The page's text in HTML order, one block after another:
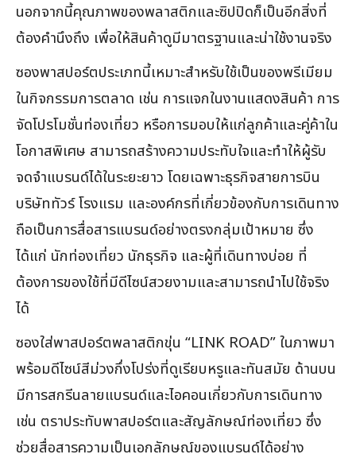
นอกจากนี้คุณภาพของพลาสติกและซิปปิดก็เป็นอีกสิ่งที่
ต้องคำนึงถึง เพื่อให้สินค้าดูมีมาตรฐานและน่าใช้งานจริง
ซองพาสปอร์ตประเภทนี้เหมาะสำหรับใช้เป็นของพรีเมียม
ในกิจกรรมการตลาด เช่น การแจกในงานแสดงสินค้า การ
จัดโปรโมชั่นท่องเที่ยว หรือการมอบให้แก่ลูกค้าและคู่ค้าใน
โอกาสพิเศษ สามารถสร้างความประทับใจและทำให้ผู้รับ
จดจำแบรนด์ได้ในระยะยาว โดยเฉพาะธุรกิจสายการบิน
บริษัททัวร์ โรงแรม และองค์กรที่เกี่ยวข้องกับการเดินทาง
ถือเป็นการสื่อสารแบรนด์อย่างตรงกลุ่มเป้าหมาย ซึ่ง
ได้แก่ นักท่องเที่ยว นักธุรกิจ และผู้ที่เดินทางบ่อย ที่
ต้องการของใช้ที่มีดีไซน์สวยงามและสามารถนำไปใช้จริง
ได้
ซองใส่พาสปอร์ตพลาสติกขุ่น “LINK ROAD” ในภาพมา
พร้อมดีไซน์สีม่วงกึ่งโปร่งที่ดูเรียบหรูและทันสมัย ด้านบน
มีการสกรีนลายแบรนด์และไอคอนเกี่ยวกับการเดินทาง
เช่น ตราประทับพาสปอร์ตและสัญลักษณ์ท่องเที่ยว ซึ่ง
ช่วยสื่อสารความเป็นเอกลักษณ์ของแบรนด์ได้อย่าง